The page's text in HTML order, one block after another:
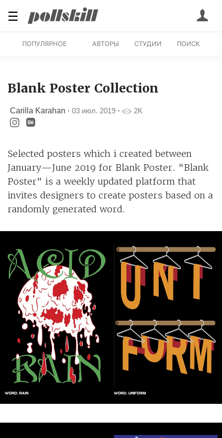
☰
ПОПУЛЯРНОЕ АВТОРЫ СТУДИИ ПОИСК
Blank Poster Collection
Carilla Karahan · 03 июл. 2019 · 2K
Selected posters which i created between
January—June 2019 for Blank Poster. "Blank
Poster" is a weekly updated platform that
invites designers to create posters based on a
randomly generated word.​​​​​​​